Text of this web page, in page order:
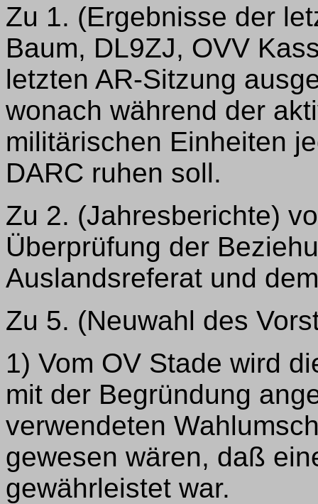
Zu 1. (Ergebnisse der
Baum, DL9ZJ, OVV
letzten AR-Sitzung
wonach während der
militärischen Einheiten
DARC ruhen soll.
Zu 2. (Jahresberichte)
Überprüfung der
Auslandsreferat und
Zu 5. (Neuwahl des
1) Vom OV Stade wird
mit der Begründung
verwendeten
gewesen wären, daß
gewährleistet war.